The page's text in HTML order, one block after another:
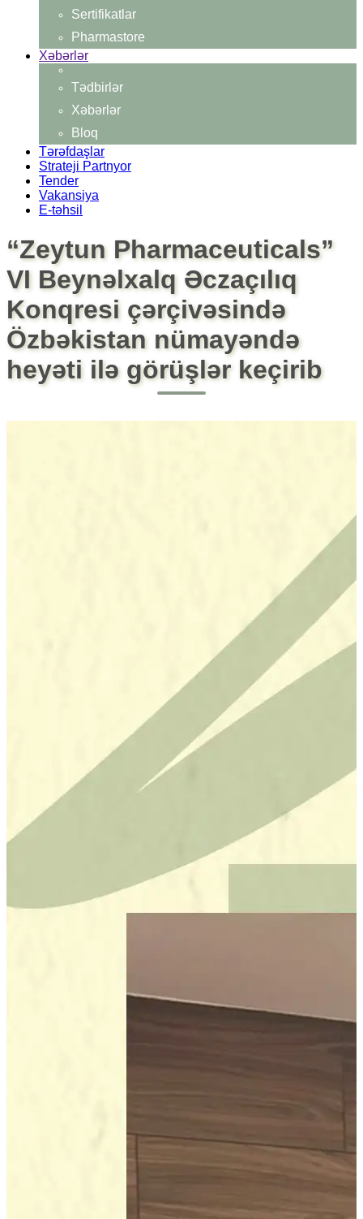
Sertifikatlar
Pharmastore
Xəbərlər
Tədbirlər
Xəbərlər
Bloq
Tərəfdaşlar
Strateji Partnyor
Tender
Vakansiya
E-təhsil
“Zeytun Pharmaceuticals”
VI Beynəlxalq Əczaçılıq
Konqresi çərçivəsində
Özbəkistan nümayəndə
heyəti ilə görüşlər keçirib